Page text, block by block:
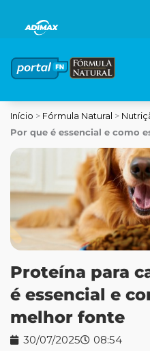
conteúdo
Início > Fórmula Natural >
Por que é essencial e como
Proteína para
é essencial e
melhor fonte
30/07/2025 08:54